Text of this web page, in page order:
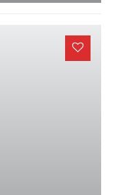
"விவாகரத்து